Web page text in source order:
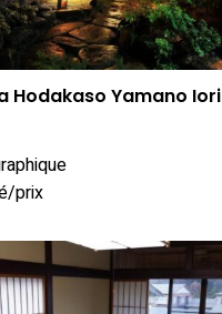
Hodakaso Yamano Iori
prix